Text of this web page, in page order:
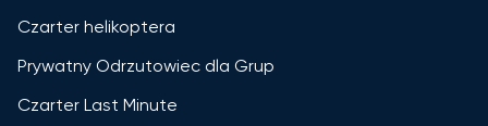
Czarter helikoptera
Prywatny Odrzutowiec dla Grup
Czarter Last Minute